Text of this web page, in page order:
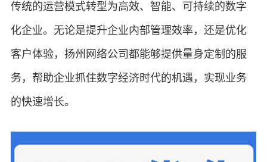
传统的运营模式转型为高效、智能、可持续的数字
化企业。无论是提升企业内部管理效率，还是优化
客户体验，扬州网络公司都能够提供量身定制的服
务，帮助企业抓住数字经济时代的机遇，实现业务
的快速增长。